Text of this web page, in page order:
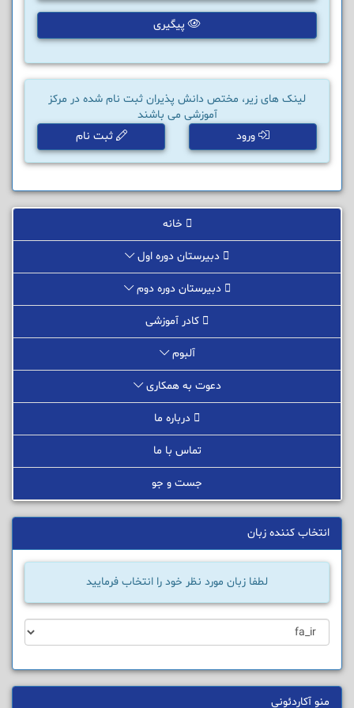
پیگیری
لینک های زیر، مختص دانش پذیران ثبت نام شده در مرکز
آموزشی می باشند
ورود
ثبت نام
خانه
دبیرستان دوره اول
دبیرستان دوره دوم
کادر آموزشی
آلبوم
دعوت به همکاری
درباره ما
تماس با ما
جست و جو
انتخاب کننده زبان
لطفا زبان مورد نظر خود را انتخاب فرمایید
منو آکاردئونی